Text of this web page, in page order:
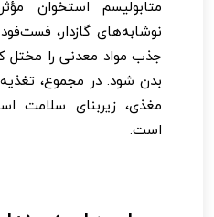
متابولیسم استخوان
نوشابه‌های گازدار،
جذب مواد معدنی را مختل
بدن شود. در مجموع،
مغذی، زیربنای سلامت
است.